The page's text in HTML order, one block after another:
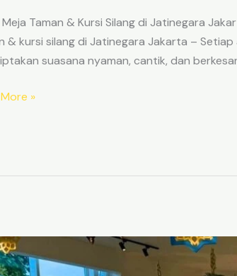
Taman & Kursi Silang di Jatinegara
& kursi silang di Jatinegara Jakarta –
suasana nyaman, cantik, dan
»